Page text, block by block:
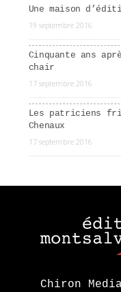
Une maison
19 septembre 2016
Cinquante ans
chair
17 septembre 2016
Les patriciens
Chenaux
17 septembre 2016
Chiron